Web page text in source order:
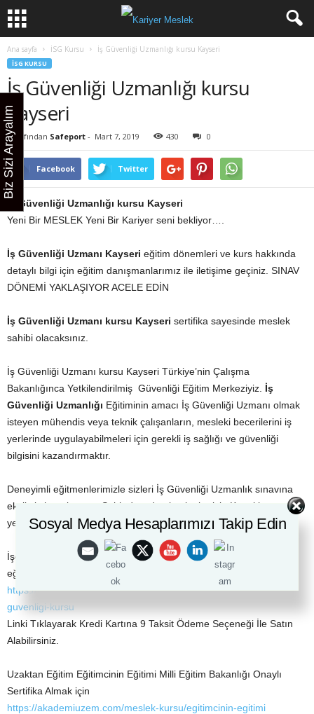
Ana sayfa İSG Kursu İş Güvenliği Uzmanlığı kursu Kayseri
İSG KURSU
İş Güvenliği Uzmanlığı kursu
Kayseri
Tarafından Safeport - Mart 7, 2019 430 0
Facebook Twitter
İş Güvenliği Uzmanlığı kursu Kayseri
Yeni Bir MESLEK Yeni Bir Kariyer seni bekliyor….
İş Güvenliği Uzmanı Kayseri eğitim dönemleri ve kurs hakkında
detaylı bilgi için eğitim danışmanlarımız ile iletişime geçiniz. SINAV
DÖNEMİ YAKLAŞIYOR ACELE EDİN
İş Güvenliği Uzmanı kursu Kayseri sertifika sayesinde meslek
sahibi olacaksınız.
İş Güvenliği Uzmanı kursu Kayseri Türkiye’nin Çalışma
Bakanlığınca Yetkilendirilmiş Güvenliği Eğitim Merkeziyiz. İş
Güvenliği Uzmanlığı Eğitiminin amacı İş Güvenliği Uzmanı olmak
isteyen mühendis veya teknik çalışanların, mesleki becerilerini iş
yerlerinde uygulayabilmeleri için gerekli iş sağlığı ve güvenliği
bilgisini kazandırmaktır.
Deneyimli eğitmenlerimizle sizleri İş Güvenliği Uzmanlık sınavına
eksiksiz hazırlıyoruz. Şehir dışından katılanlar için Konaklama
yerimiz mevcuttur.
İşçi Sağlığı Ve İş Güvenliği Kursu Kayseri Uzaktan eğitim çalıştay
eğitimlerine katılarak aşağıdaki linki tıklayınız
https://akademiuzem.com/c-sinifi-is-guvenligi-kursu/c-sinifi-is-
guvenligi-kursu
Linki Tıklayarak Kredi Kartına 9 Taksit Ödeme Seçeneği İle Satın
Alabilirsiniz.
Uzaktan Eğitim Eğitimcinin Eğitimi Milli Eğitim Bakanlığı Onaylı
Sertifika Almak için
https://akademiuzem.com/meslek-kursu/egitimcinin-egitimi
Sosyal Medya Hesaplarımızı Takip Edin
Biz Sizi Arayalım